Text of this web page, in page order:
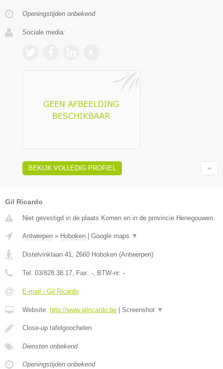
Openingstijden onbekend
Sociale media:
BEKIJK VOLLEDIG PROFIEL
Gil Ricardo
Niet gevestigd in de plaats Komen en in de provincie Henegouwen.
Antwerpen » Hoboken Google maps ▼
Distelvinklaan 41, 2660 Hoboken (Antwerpen)
Tel: 03/828.38.17, Fax: -, BTW-nr: -
E-mail › Gil Ricardo
Website: http://www.gilricardo.be Screenshot ▼
Close-up tafelgoochelen
Diensten onbekend
Openingstijden onbekend